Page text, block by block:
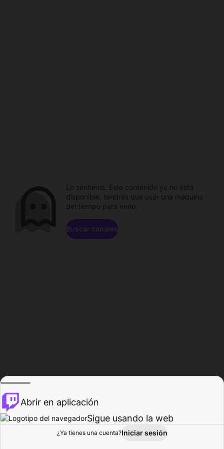
Explorar Actividad
Lo sentimos. Este contenido ya no está
disponible, tendrás que usar una máquina
del tiempo para verlo.
Buscar canales
Abrir en aplicación
Sigue usando la web
¿Ya tienes una cuenta?Iniciar sesión